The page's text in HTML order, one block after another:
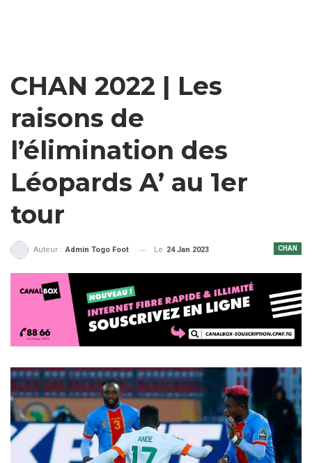
CHAN 2022 | Les
raisons de
l’élimination des
Léopards A’ au 1er
tour
CHAN
Auteur : Admin Togo Foot Le 24 Jan 2023